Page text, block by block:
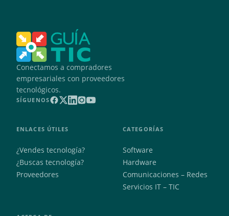
Conectamos a compradores
empresariales con proveedores
tecnológicos.
SÍGUENOS
ENLACES ÚTILES
¿Vendes tecnología?
¿Buscas tecnología?
Proveedores
CATEGORÍAS
Software
Hardware
Comunicaciones – Redes
Servicios IT – TIC